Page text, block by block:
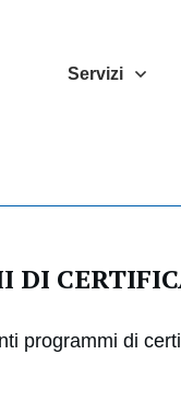
Servizi
DI
programmi di